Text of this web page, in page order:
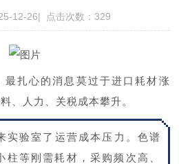
12-26| 点击次数：329
最扎心的消息莫过于进口耗材涨
、人力、关税成本攀升。
实验室了运营成本压力。色谱
等刚需耗材，采购频次高、